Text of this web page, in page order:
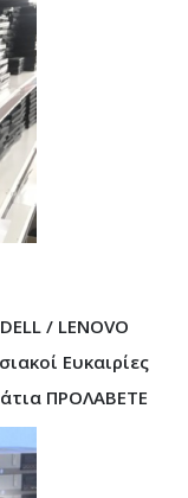
/ LENOVO
Ευκαιρίες
ΠΡΟΛΑΒΕΤΕ